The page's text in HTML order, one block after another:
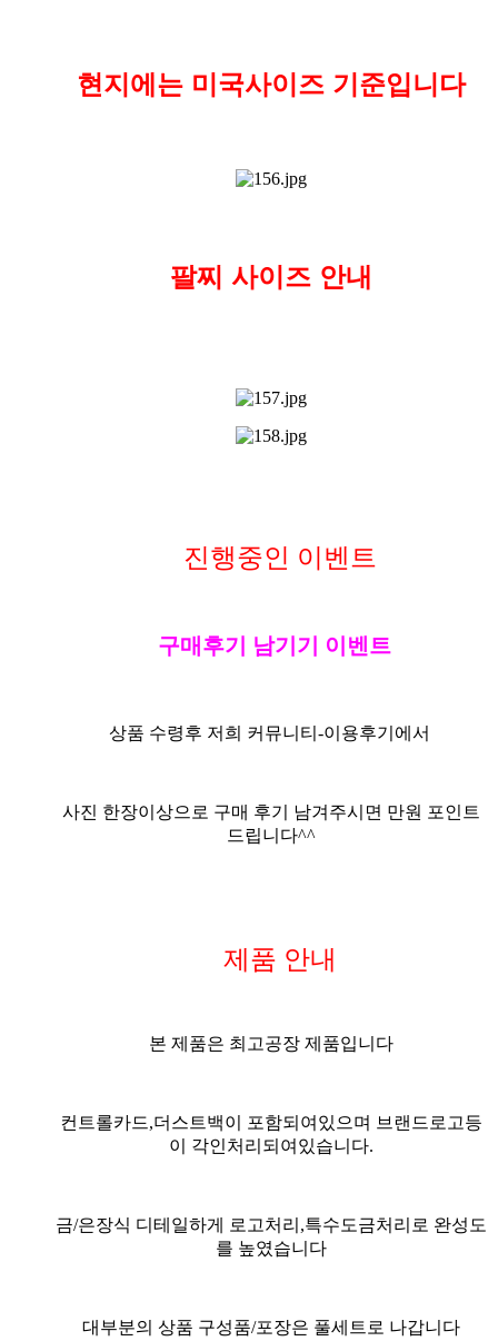
현지에는 미국사이즈 기준입니다
팔찌 사이즈 안내
진행중인 이벤트
구매후기 남기기 이벤트
상품 수령후 저희 커뮤니티-이용후기 에서
사진 한장이상으로 구매 후기 남겨주시면 만원 포인트
드립니다^^
제품 안내
본 제품은 최고공장 제품입니다
컨트롤카드,더스트백이 포함되여있으며 브랜드로고등
이 각인처리되여있습니다.
금/은장식 디테일하게 로고처리,특수도금처리로 완성도
를 높였습니다
대부분의 상품 구성품/포장은 풀세트로 나갑니다